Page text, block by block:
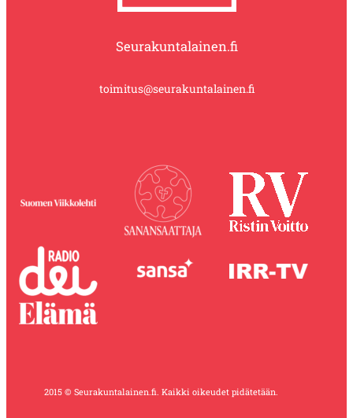
Seurakuntalainen.fi
toimitus@seurakuntalainen.fi
2015 © Seurakuntalainen.fi. Kaikki oikeudet pidätetään.